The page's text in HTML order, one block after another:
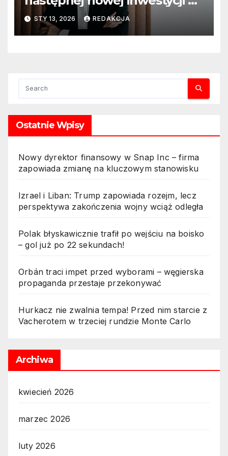
ciągu najbliższego półrocza
STY 13, 2026 REDAKCJA
Ostatnie Wpisy
Nowy dyrektor finansowy w Snap Inc – firma
zapowiada zmianę na kluczowym stanowisku
Izrael i Liban: Trump zapowiada rozejm, lecz
perspektywa zakończenia wojny wciąż odległa
Polak błyskawicznie trafił po wejściu na boisko
– gol już po 22 sekundach!
Orbán traci impet przed wyborami – węgierska
propaganda przestaje przekonywać
Hurkacz nie zwalnia tempa! Przed nim starcie z
Vacherotem w trzeciej rundzie Monte Carlo
Archiwa
kwiecień 2026
marzec 2026
luty 2026